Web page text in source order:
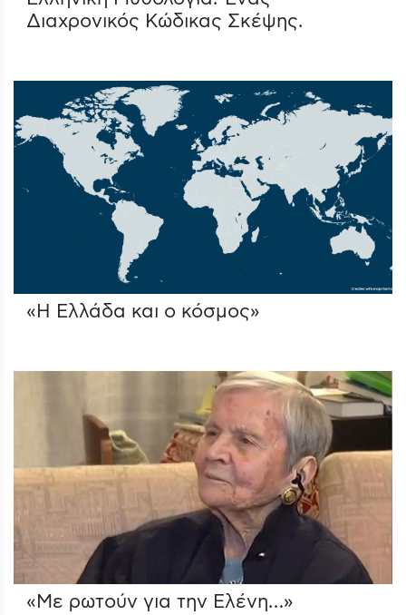
Διαχρονικός Κώδικας Σκέψης.
«Η Ελλάδα και ο κόσμος»
«Με ρωτούν για την Ελένη…»